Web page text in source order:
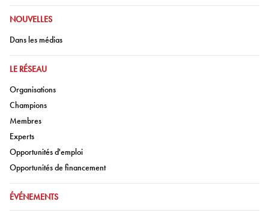
ALLER À:
NOUVELLES
Aller à:
Dans les médias
ALLER À:
LE RÉSEAU
Aller à:
Organisations
Aller à:
Champions
Aller à:
Membres
Aller à:
Experts
Aller à:
Opportunités d'emploi
Aller à:
Opportunités de financement
ALLER À:
ÉVÉNEMENTS